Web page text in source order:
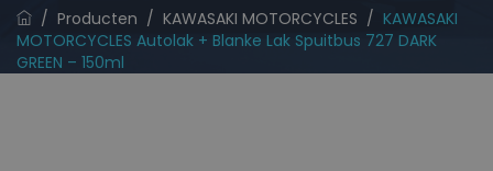
/ Producten / KAWASAKI MOTORCYCLES / KAWASAKI
MOTORCYCLES Autolak + Blanke Lak Spuitbus 727 DARK
GREEN – 150ml